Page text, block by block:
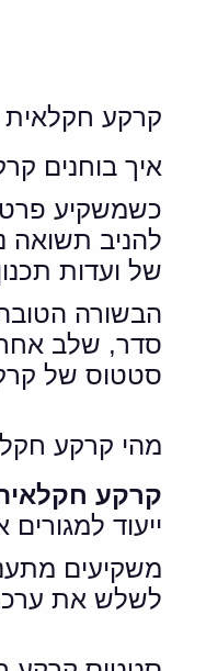
קרקע
איך בוחנים
כשמשקיע
של ועדות
הבשורה
סטטוס של
מהי קרקע
קרקע
ייעוד
משקיעים
לשלש את